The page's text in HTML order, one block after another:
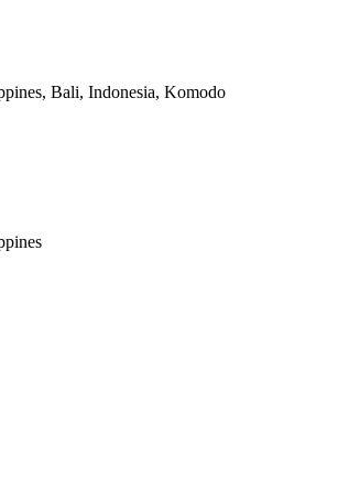
Bali, Indonesia, Komodo